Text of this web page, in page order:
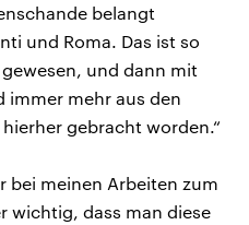
belangt
und Roma. Das ist so
und dann mit
immer mehr aus den
gebracht worden.“
bei meinen Arbeiten zum
wichtig, dass man diese